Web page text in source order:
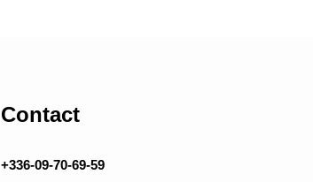
Contact
+336-09-70-69-59